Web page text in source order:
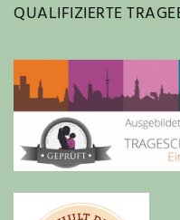
QUALIFIZIERTE